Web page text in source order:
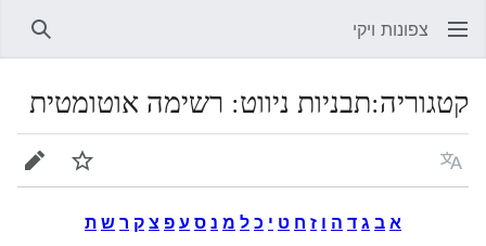
צפונות ויקי
קטגוריה:תבניות ניווט: רשימה אוטומטית
שפה מעקב
א ב ג ד ה ו ז ח ט י כ ל מ נ ס ע פ צ ק ר ש ת